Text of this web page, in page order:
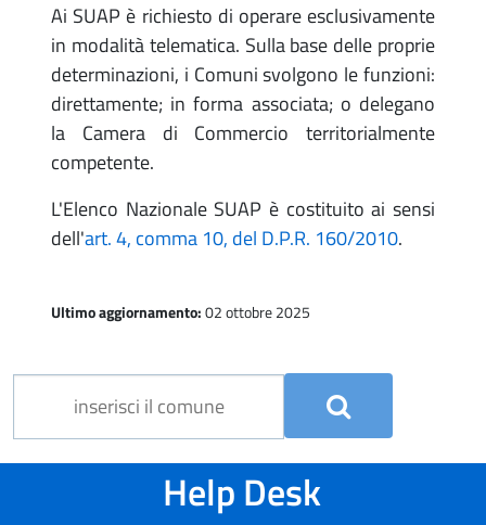
Ai SUAP è richiesto di operare esclusivamente
in modalità telematica. Sulla base delle proprie
determinazioni, i Comuni svolgono le funzioni:
direttamente; in forma associata; o delegano
la Camera di Commercio territorialmente
competente.
L'Elenco Nazionale SUAP è costituito ai sensi
dell'art. 4, comma 10, del D.P.R. 160/2010.
Ultimo aggiornamento:02 ottobre 2025
Help Desk